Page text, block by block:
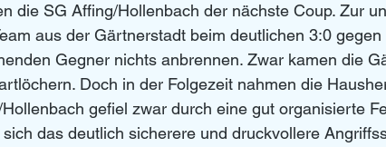
die SG Affing/Hollenbach der nächste Coup. Zur
aus der Gärtnerstadt beim deutlichen 3:0
Gegner nichts anbrennen. Zwar kamen die
Doch in der Folgezeit nahmen die
gefiel zwar durch eine gut organisierte
das deutlich sicherere und druckvollere